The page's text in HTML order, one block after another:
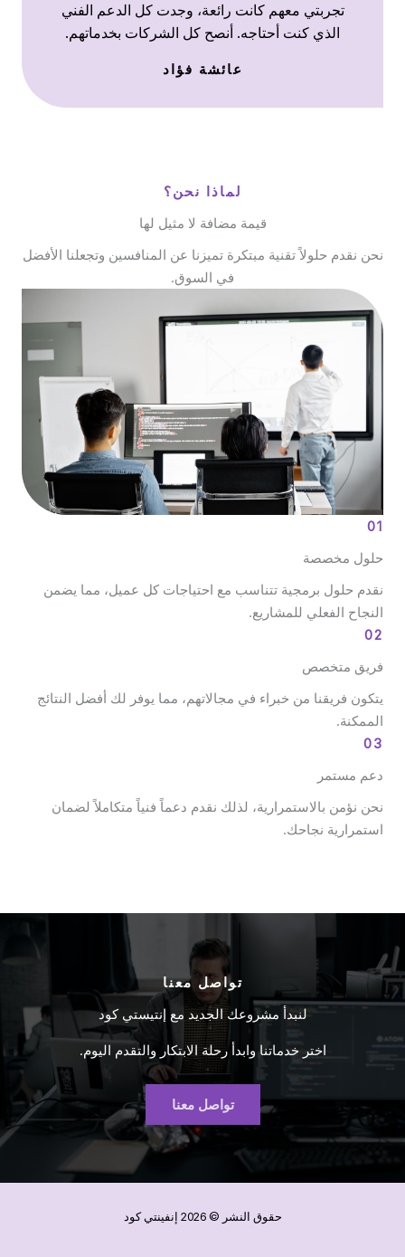
تجربتي معهم كانت رائعة، وجدت كل الدعم الفني
الذي كنت أحتاجه. أنصح كل الشركات بخدماتهم.
عائشة فؤاد
لماذا نحن؟
قيمة مضافة لا مثيل لها
نحن نقدم حلولاً تقنية مبتكرة تميزنا عن المنافسين وتجعلنا الأفضل
في السوق.
01
حلول مخصصة
نقدم حلول برمجية تتناسب مع احتياجات كل عميل، مما يضمن
النجاح الفعلي للمشاريع.
02
فريق متخصص
يتكون فريقنا من خبراء في مجالاتهم، مما يوفر لك أفضل النتائج
الممكنة.
03
دعم مستمر
نحن نؤمن بالاستمرارية، لذلك نقدم دعماً فنياً متكاملاً لضمان
استمرارية نجاحك.
تواصل معنا
لنبدأ مشروعك الجديد مع إنتيستي كود
اختر خدماتنا وابدأ رحلة الابتكار والتقدم اليوم.
تواصل معنا
حقوق النشر © 2026 إنفينتي كود